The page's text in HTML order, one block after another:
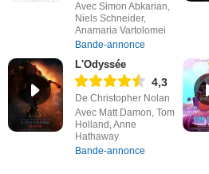
Avec Simon Abkarian,
Niels Schneider,
Anamaria Vartolomei
Bande-annonce
L'Odyssée
4,3
De Christopher Nolan
Avec Matt Damon, Tom
Holland, Anne
Hathaway
Bande-annonce